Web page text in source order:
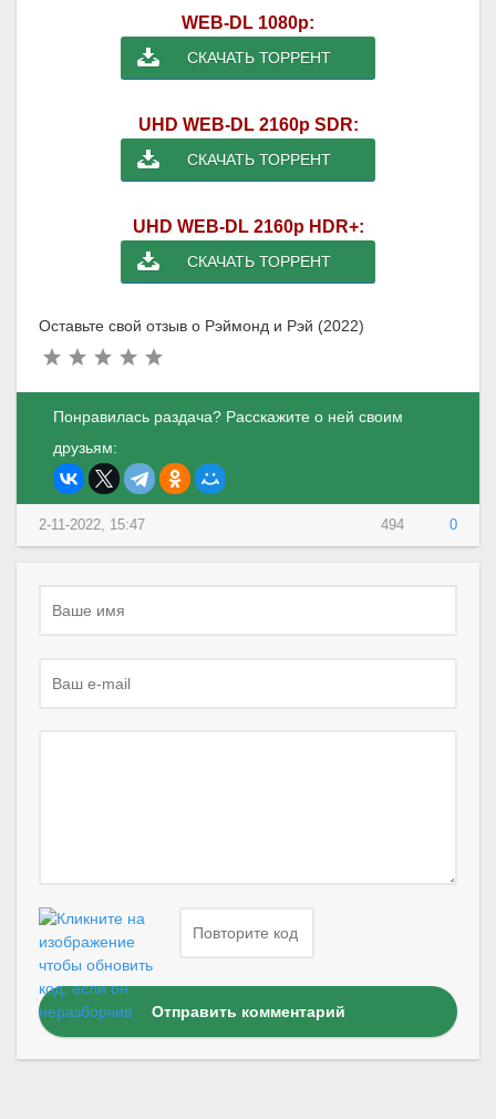
WEB-DL 1080p:
СКАЧАТЬ ТОРРЕНТ
UHD WEB-DL 2160p SDR:
СКАЧАТЬ ТОРРЕНТ
UHD WEB-DL 2160p HDR+:
СКАЧАТЬ ТОРРЕНТ
Оставьте свой отзыв о Рэймонд и Рэй (2022)
Понравилась раздача? Расскажите о ней своим
друзьям:
494 0
2-11-2022, 15:47
Отправить комментарий